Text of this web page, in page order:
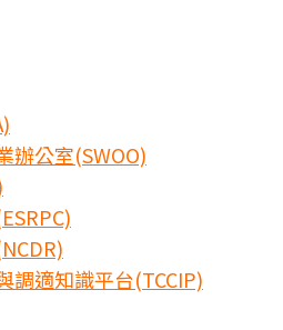
辦公室(SWOO)
調適知識平台(TCCIP)